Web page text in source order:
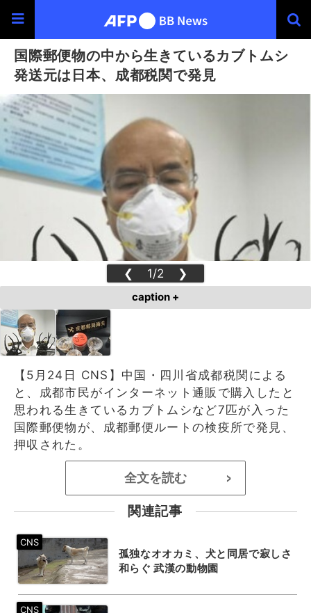
国際郵便物の中から生きているカブトムシ
発送元は日本、成都税関で発見
❮ 1/2 ❯
caption +
【5月24日 CNS】中国・四川省成都税関による
と、成都市民がインターネット通販で購入したと
思われる生きているカブトムシなど7匹が入った
国際郵便物が、成都郵便ルートの検疫所で発見、
押収された。
全文を読む >
関連記事
孤独なオオカミ、犬と同居で寂しさ
和らぐ 武漢の動物園